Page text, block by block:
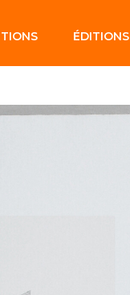
ÉDITIONS